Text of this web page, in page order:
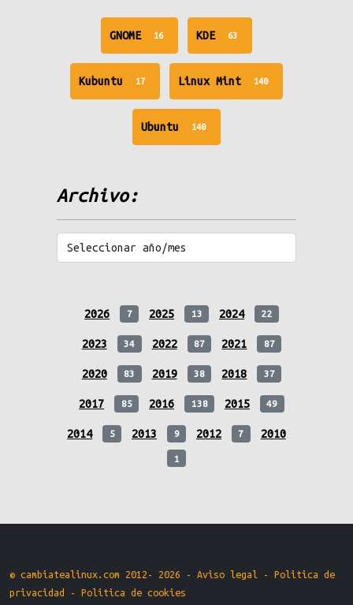
GNOME 16
unread
messages
KDE 63
messages
Kubuntu 17
unread
messages
Linux Mint 140
messages
Ubuntu 140
messages
Archivo:
2026 7 2025 13 2024 22
2023 34 2022 87 2021 87
2020 83 2019 38 2018 37
2017 85 2016 138 2015 49
2014 5 2013 9 2012 7 2010
1
© cambiatealinux.com 2012- 2026 - Aviso legal - Politica de
privacidad
- Politica de cookies